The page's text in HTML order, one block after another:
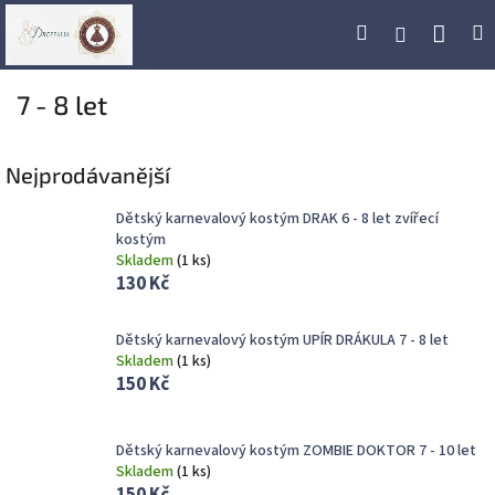
Přejít
Hledat Přihlášení
7 - 8 let
Nejprodávanější
Dětský karnevalový kostým DRAK 6 - 8 let zvířecí
kostým
Skladem(1 ks)
130 Kč
Dětský karnevalový kostým UPÍR DRÁKULA 7 - 8 let
Skladem(1 ks)
150 Kč
Dětský karnevalový kostým ZOMBIE DOKTOR 7 - 10 let
Skladem(1 ks)